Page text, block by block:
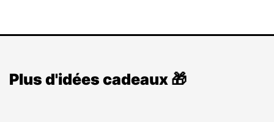
Plus d'idées cadeaux 🎁